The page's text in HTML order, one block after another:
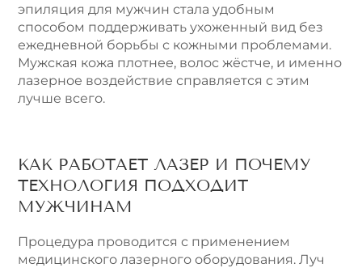
эпиляция для мужчин стала удобным
способом поддерживать ухоженный вид без
ежедневной борьбы с кожными проблемами.
Мужская кожа плотнее, волос жёстче, и именно
лазерное воздействие справляется с этим
лучше всего.
КАК РАБОТАЕТ ЛАЗЕР И ПОЧЕМУ
ТЕХНОЛОГИЯ ПОДХОДИТ
МУЖЧИНАМ
Процедура проводится с применением
медицинского лазерного оборудования. Луч